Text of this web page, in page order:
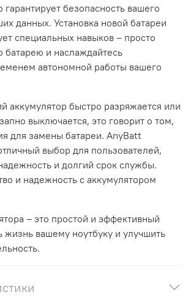
безопасность вашего
данных. Установка новой батареи
специальных навыков – просто
батарею и наслаждайтесь
автономной работы вашего
аккумулятор быстро разряжается или
выключается, это говорит о том,
для замены батареи. AnyBatt
выбор для пользователей,
и долгий срок службы.
и надежность с аккумулятором
– это простой и эффективный
жизнь вашему ноутбуку и улучшить